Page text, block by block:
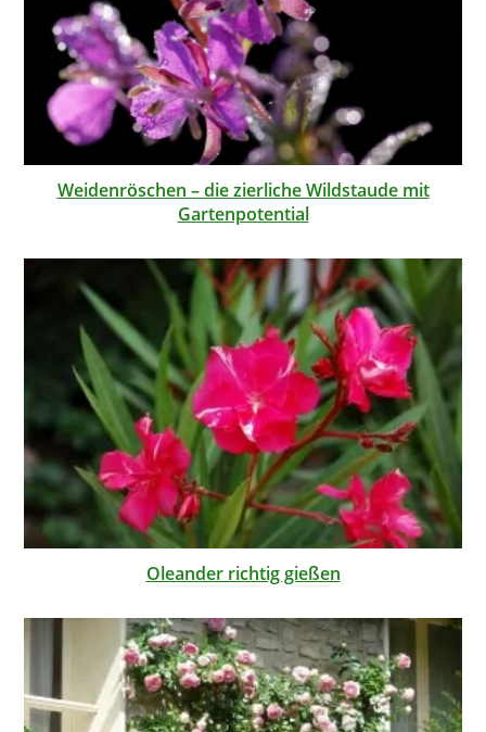
Weidenröschen – die zierliche Wildstaude mit
Gartenpotential
Oleander richtig gießen